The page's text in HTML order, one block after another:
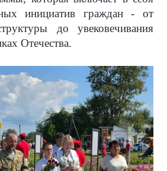
инициатив граждан - от
до увековечивания
Отечества.